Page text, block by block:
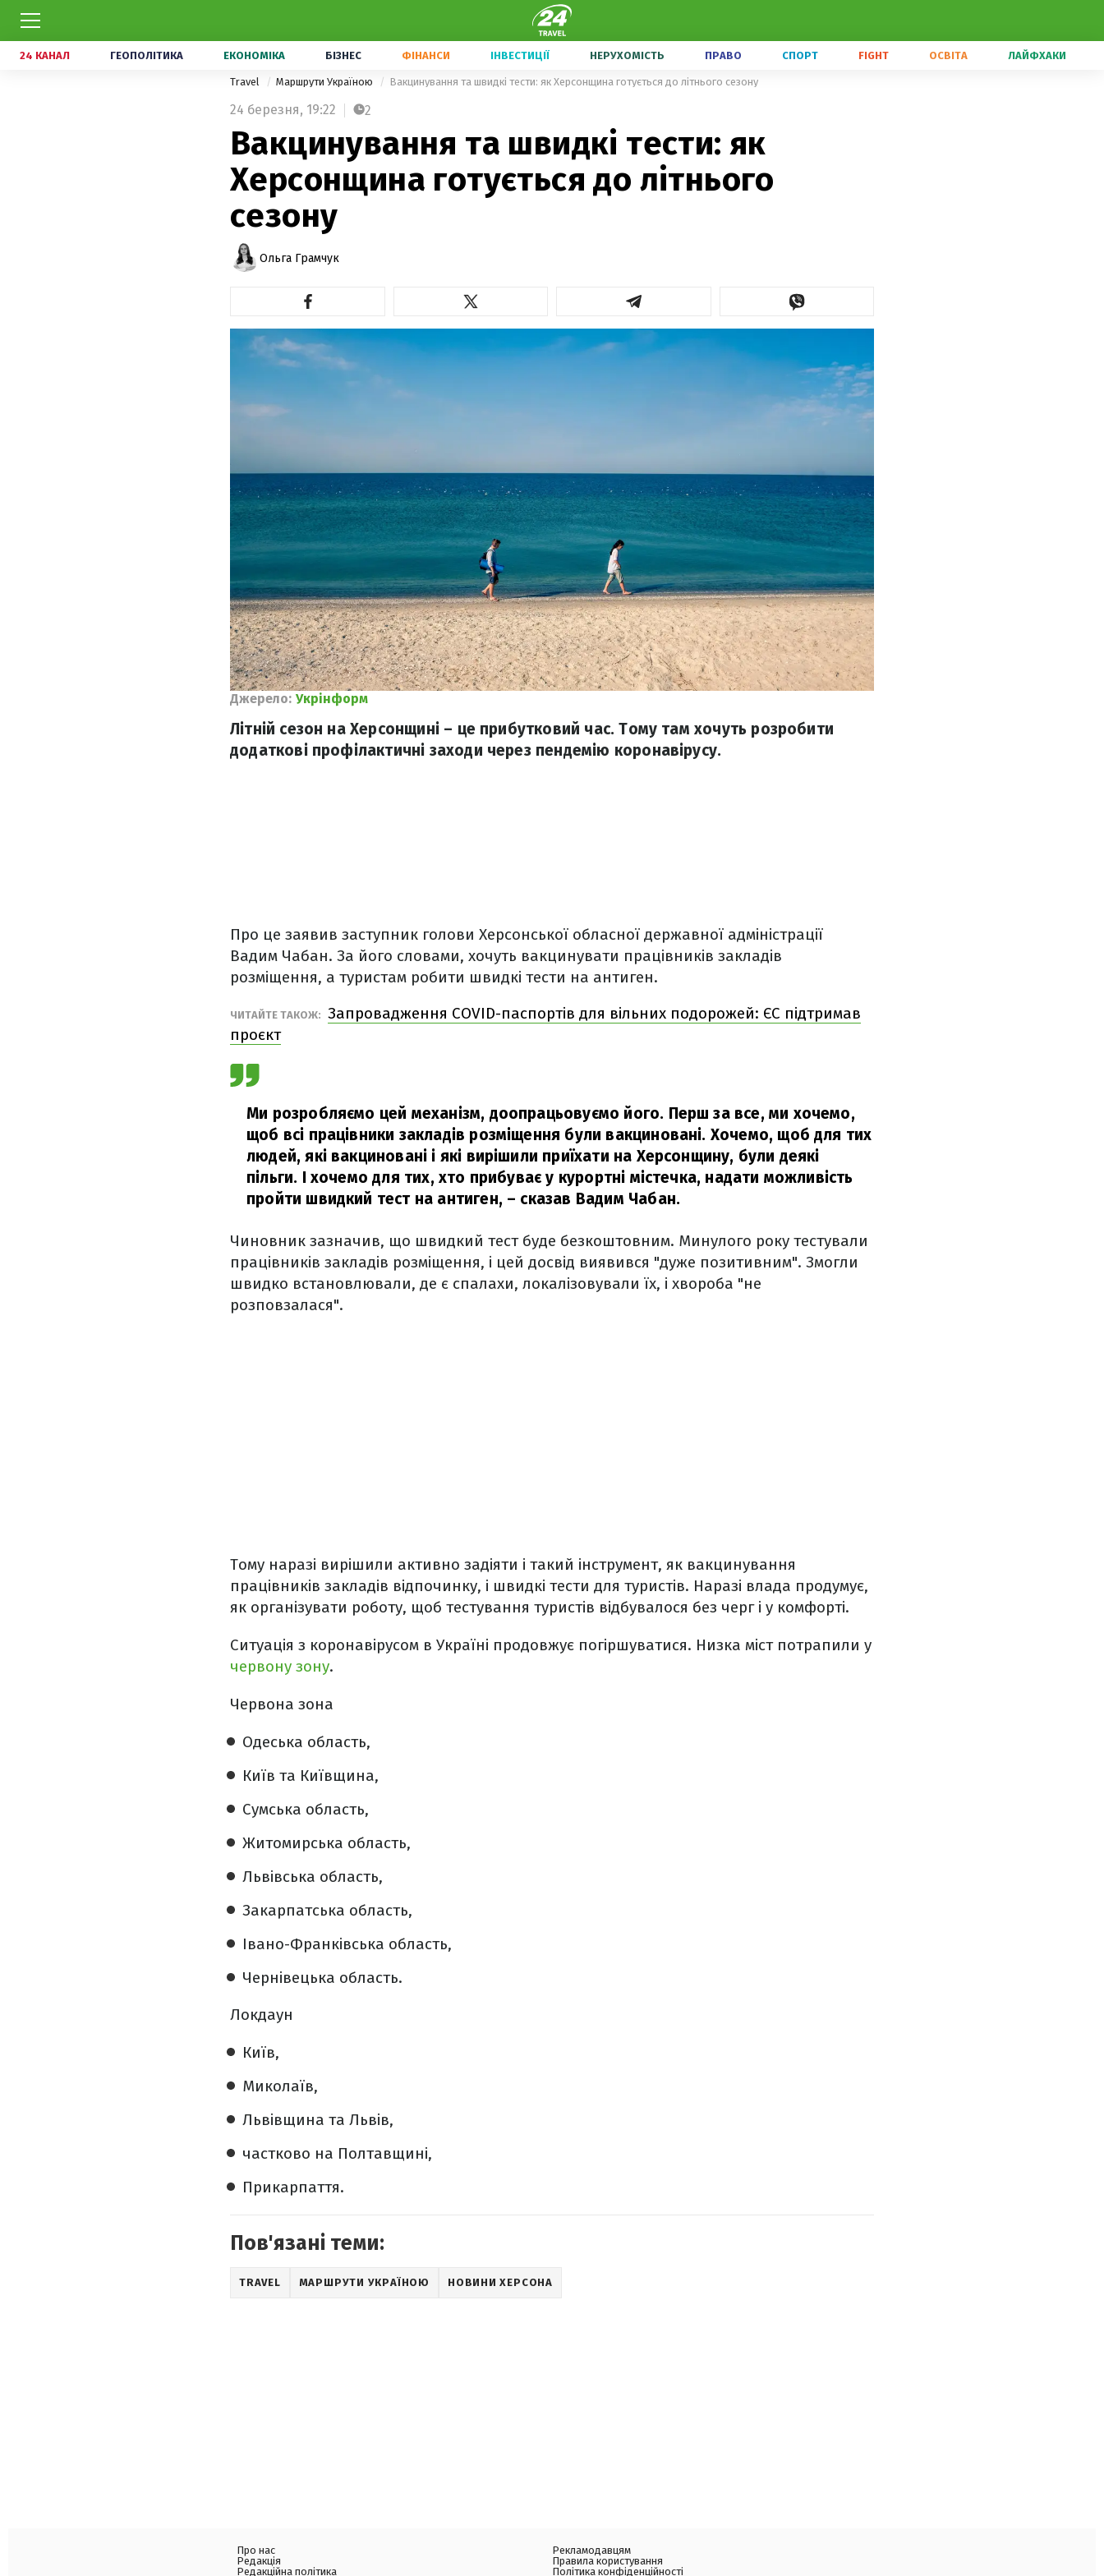
24 КАНАЛ ГЕОПОЛІТИКА ЕКОНОМІКА БІЗНЕС ФІНАНСИ ІНВЕСТИЦІЇ НЕРУХОМІСТЬ ПРАВО СПОРТ FIGHT ОСВІТА ЛАЙФХАКИ
Travel Маршрути Україною Вакцинування та швидкі тести: як Херсонщина готується до літнього сезону
24 березня, 19:22 2
Вакцинування та швидкі тести: як
Херсонщина готується до літнього
сезону
Ольга Грамчук
Джерело: Укрінформ
Літній сезон на Херсонщині – це прибутковий час. Тому там хочуть розробити
додаткові профілактичні заходи через пендемію коронавірусу.
Про це заявив заступник голови Херсонської обласної державної адміністрації
Вадим Чабан. За його словами, хочуть вакцинувати працівників закладів
розміщення, а туристам робити швидкі тести на антиген.
ЧИТАЙТЕ ТАКОЖ: Запровадження COVID-паспортів для вільних подорожей: ЄС підтримав
проєкт
Ми розробляємо цей механізм, доопрацьовуємо його. Перш за все, ми хочемо,
щоб всі працівники закладів розміщення були вакциновані. Хочемо, щоб для тих
людей, які вакциновані і які вирішили приїхати на Херсонщину, були деякі
пільги. І хочемо для тих, хто прибуває у курортні містечка, надати можливість
пройти швидкий тест на антиген, – сказав Вадим Чабан.
Чиновник зазначив, що швидкий тест буде безкоштовним. Минулого року тестували
працівників закладів розміщення, і цей досвід виявився "дуже позитивним". Змогли
швидко встановлювали, де є спалахи, локалізовували їх, і хвороба "не
розповзалася".
Тому наразі вирішили активно задіяти і такий інструмент, як вакцинування
працівників закладів відпочинку, і швидкі тести для туристів. Наразі влада продумує,
як організувати роботу, щоб тестування туристів відбувалося без черг і у комфорті.
Ситуація з коронавірусом в Україні продовжує погіршуватися. Низка міст потрапили у
червону зону.
Червона зона
Одеська область,
Київ та Київщина,
Сумська область,
Житомирська область,
Львівська область,
Закарпатська область,
Івано-Франківська область,
Чернівецька область.
Локдаун
Київ,
Миколаїв,
Львівщина та Львів,
частково на Полтавщині,
Прикарпаття.
Пов'язані теми:
TRAVEL МАРШРУТИ УКРАЇНОЮ НОВИНИ ХЕРСОНА
Про нас
Редакція
Редакційна політика
Рекламодавцям
Правила користування
Політика конфіденційності